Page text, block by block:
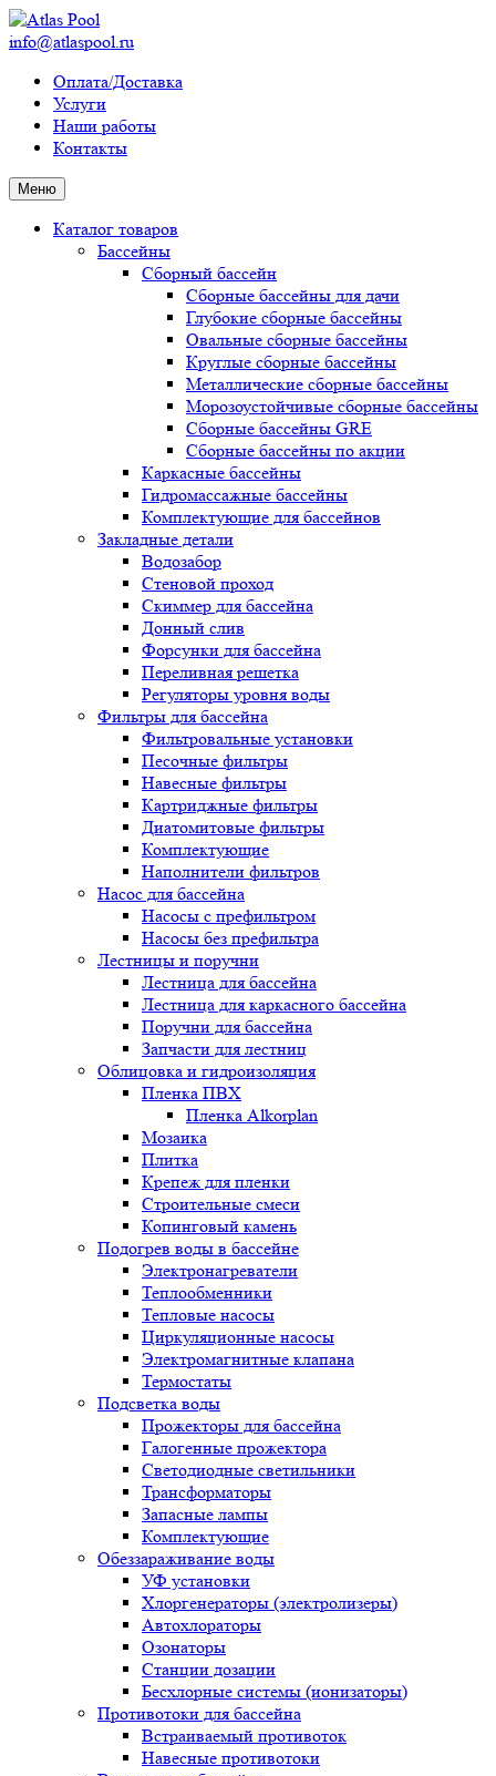
info@atlaspool.ru
Оплата/Доставка
Услуги
Наши работы
Контакты
Меню
Каталог товаров
Бассейны
Сборный бассейн
Сборные бассейны для дачи
Глубокие сборные бассейны
Овальные сборные бассейны
Круглые сборные бассейны
Металлические сборные бассейны
Морозоустойчивые сборные бассейны
Сборные бассейны GRE
Сборные бассейны по акции
Каркасные бассейны
Гидромассажные бассейны
Комплектующие для бассейнов
Закладные детали
Водозабор
Стеновой проход
Скиммер для бассейна
Донный слив
Форсунки для бассейна
Переливная решетка
Регуляторы уровня воды
Фильтры для бассейна
Фильтровальные установки
Песочные фильтры
Навесные фильтры
Картриджные фильтры
Диатомитовые фильтры
Комплектующие
Наполнители фильтров
Насос для бассейна
Насосы с префильтром
Насосы без префильтра
Лестницы и поручни
Лестница для бассейна
Лестница для каркасного бассейна
Поручни для бассейна
Запчасти для лестниц
Облицовка и гидроизоляция
Пленка ПВХ
Пленка Alkorplan
Мозаика
Плитка
Крепеж для пленки
Строительные смеси
Копинговый камень
Подогрев воды в бассейне
Электронагреватели
Теплообменники
Тепловые насосы
Циркуляционные насосы
Электромагнитные клапана
Термостаты
Подсветка воды
Прожекторы для бассейна
Галогенные прожектора
Светодиодные светильники
Трансформаторы
Запасные лампы
Комплектующие
Обеззараживание воды
УФ установки
Хлоргенераторы (электролизеры)
Автохлораторы
Озонаторы
Станции дозации
Бесхлорные системы (ионизаторы)
Противотоки для бассейна
Встраиваемый противоток
Навесные противотоки